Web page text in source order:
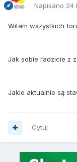
Napisano 24
Witam wszystkich
Jak sobie radzicie z
Jakie aktualnie są
Cytuj